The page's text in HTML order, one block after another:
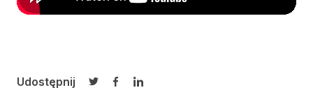
Udostępnij
Udostępnij na Twitterze
Udostępnij na Facebooku
Udostępnij na LinkedIn